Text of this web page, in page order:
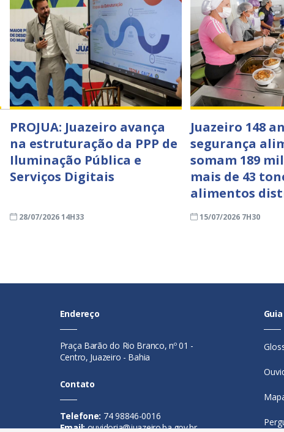
PROJUA: Juazeiro avança
na estruturação da PPP de
Iluminação Pública e
Serviços Digitais
28/07/2026 14H33
Juazeiro 148
segurança
somam 189
mais de 43
alimentos
15/07/2026 7H30
Endereço
Praça Barão do Rio Branco, nº 01 -
Centro, Juazeiro - Bahia
Contato
Telefone: 74 98846-0016
Email:ouvidoria@juazeiro.ba.gov.br